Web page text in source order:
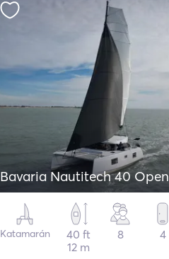
Bavaria Nautitech 40 Open
Katamarán
40 ft
12 m
8 4